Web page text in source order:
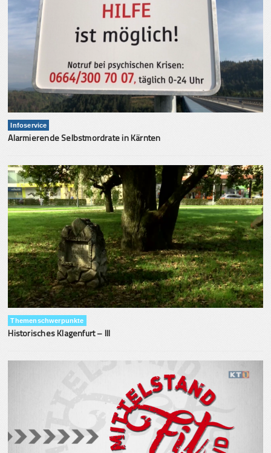
Infoservice
Alarmierende Selbstmordrate in Kärnten
Themenschwerpunkte
Historisches Klagenfurt – III